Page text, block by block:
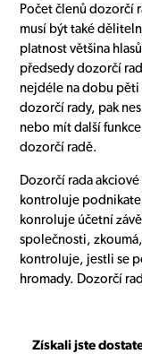
Počet členů dozorčí
musí být také
platnost většina
předsedy dozorčí
nejdéle na dobu
dozorčí rady, pak
nebo mít další
dozorčí radě.
Dozorčí rada
kontroluje
konroluje účetní
společnosti,
kontroluje, jestli se
hromady. Dozorčí
Získali jste